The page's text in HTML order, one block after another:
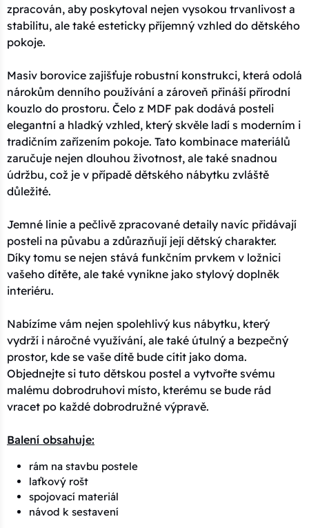
zpracován, aby poskytoval nejen vysokou trvanlivost a
stabilitu, ale také esteticky příjemný vzhled do dětského
pokoje.
Masiv borovice zajišťuje robustní konstrukci, která odolá
nárokům denního používání a zároveň přináší přírodní
kouzlo do prostoru. Čelo z MDF pak dodává posteli
elegantní a hladký vzhled, který skvěle ladí s moderním i
tradičním zařízením pokoje. Tato kombinace materiálů
zaručuje nejen dlouhou životnost, ale také snadnou
údržbu, což je v případě dětského nábytku zvláště
důležité.
Jemné linie a pečlivě zpracované detaily navíc přidávají
posteli na půvabu a zdůrazňují její dětský charakter.
Díky tomu se nejen stává funkčním prvkem v ložnici
vašeho dítěte, ale také vynikne jako stylový doplněk
interiéru.
Nabízíme vám nejen spolehlivý kus nábytku, který
vydrží i náročné využívání, ale také útulný a bezpečný
prostor, kde se vaše dítě bude cítit jako doma.
Objednejte si tuto dětskou postel a vytvořte svému
malému dobrodruhovi místo, kterému se bude rád
vracet po každé dobrodružné výpravě.
Balení obsahuje:
rám na stavbu postele
laťkový rošt
spojovací materiál
návod k sestavení